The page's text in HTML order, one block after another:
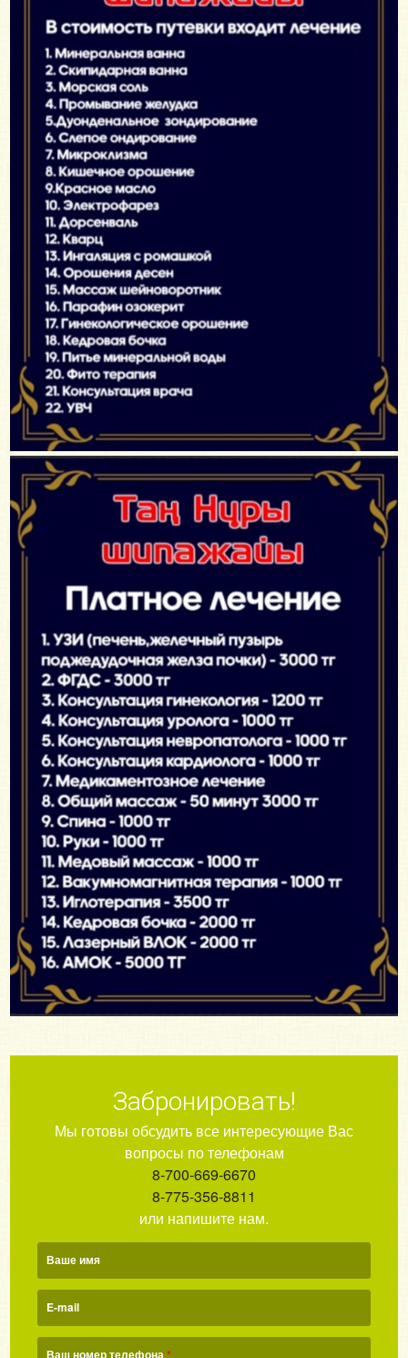
Забронировать!
Мы готовы обсудить все интересующие Вас
вопросы по телефонам
8-700-669-6670
8-775-356-8811
или напишите нам.
Ваше имя
E-mail
Ваш номер телефона*